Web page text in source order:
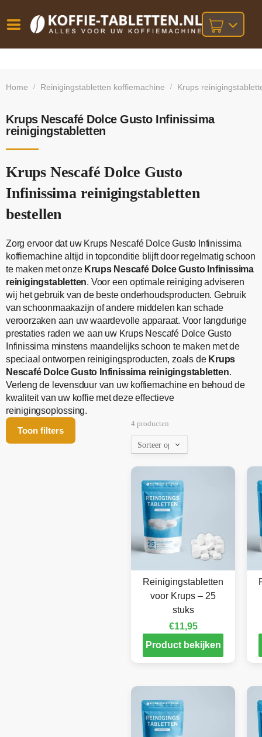
besteld,
bij orders
Home / Reinigingstabletten koffiemachine / Krups
Krups Nescafé Dolce Gusto Infinissima
reinigingstabletten
Krups Nescafé Dolce Gusto
Infinissima reinigingstabletten
bestellen
Zorg ervoor dat uw Krups Nescafé Dolce Gusto Infinissima
koffiemachine altijd in topconditie blijft door regelmatig schoon
te maken met onze Krups Nescafé Dolce Gusto Infinissima
reinigingstabletten. Voor een optimale reiniging adviseren
wij het gebruik van de beste onderhoudsproducten. Gebruik
van schoonmaakazijn of andere middelen kan schade
veroorzaken aan uw waardevolle apparaat. Voor langdurige
prestaties raden we aan uw Krups Nescafé Dolce Gusto
Infinissima minstens maandelijks schoon te maken met de
speciaal ontworpen reinigingsproducten, zoals deKrups
Nescafé Dolce Gusto Infinissima reinigingstabletten.
Verleng de levensduur van uw koffiemachine en behoud de
kwaliteit van uw koffie met deze effectieve
reinigingsoplossing.
Toon filters
4 producten
Reinigingstabletten
voor Krups – 25
stuks
€11,95
Product bekijken